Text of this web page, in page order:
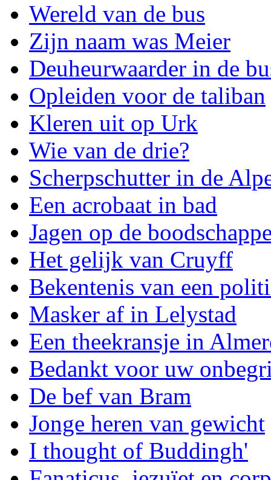
Wereld van de bus
Zijn naam was Meier
Deuheurwaarder in de
Opleiden voor de taliban
Kleren uit op Urk
Wie van de drie?
Scherpschutter in de
Een acrobaat in bad
Jagen op de
Het gelijk van Cruyff
Bekentenis van een
Masker af in Lelystad
Een theekransje in
Bedankt voor uw
De bef van Bram
Jonge heren van gewicht
I thought of Buddingh'